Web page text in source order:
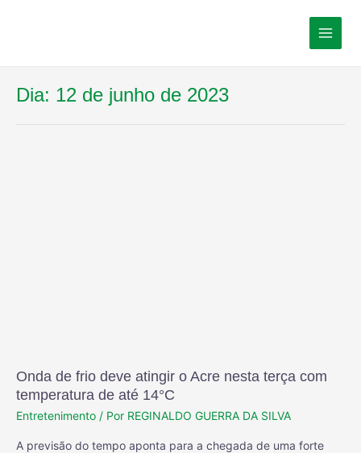
Dia: 12 de junho de 2023
Onda de frio deve atingir o Acre nesta terça com
temperatura de até 14°C
Entretenimento / Por REGINALDO GUERRA DA SILVA
A previsão do tempo aponta para a chegada de uma forte